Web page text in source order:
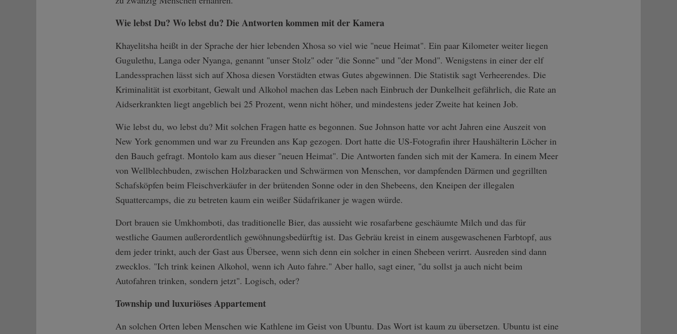
Wie lebst Du? Wo lebst du? Die Antworten kommen mit der Kamera
Khayelitsha heißt in der Sprache der hier lebenden Xhosa so viel wie "neue Heimat". Ein paar Kilometer weiter liegen
Gugulethu, Langa oder Nyanga, genannt "unser Stolz" oder "die Sonne" und "der Mond". Wenigstens in einer der elf
Landessprachen lässt sich auf Xhosa diesen Vorstädten etwas Gutes abgewinnen. Die Statistik sagt Verheerendes. Die
Kriminalität ist exorbitant, Gewalt und Alkohol machen das Leben nach Einbruch der Dunkelheit gefährlich, die Rate an
Aidserkrankten liegt angeblich bei 25 Prozent, wenn nicht höher, und mindestens jeder Zweite hat keinen Job.
Wie lebst du, wo lebst du? Mit solchen Fragen hatte es begonnen. Sue Johnson hatte vor acht Jahren eine Auszeit von
New York genommen und war zu Freunden ans Kap gezogen. Dort hatte die US-Fotografin ihrer Haushälterin Löcher in
den Bauch gefragt. Montolo kam aus dieser "neuen Heimat". Die Antworten fanden sich mit der Kamera. In einem Meer
von Wellblechbuden, zwischen Holzbaracken und Schwärmen von Menschen, vor dampfenden Därmen und gegrillten
Schafsköpfen beim Fleischverkäufer in der brütenden Sonne oder in den Shebeens, den Kneipen der illegalen
Squattercamps, die zu betreten kaum ein weißer Südafrikaner je wagen würde.
Dort brauen sie Umkhomboti, das traditionelle Bier, das aussieht wie rosafarbene geschäumte Milch und das für
westliche Gaumen außerordentlich gewöhnungsbedürftig ist. Das Gebräu kreist in einem ausgewaschenen Farbtopf, aus
dem jeder trinkt, auch der Gast aus Übersee, wenn sich denn ein solcher in einen Shebeen verirrt. Ausreden sind dann
zwecklos. "Ich trink keinen Alkohol, wenn ich Auto fahre." Aber hallo, sagt einer, "du sollst ja auch nicht beim
Autofahren trinken, sondern jetzt". Logisch, oder?
Township und luxuriöses Appartement
An solchen Orten leben Menschen wie Kathlene im Geist von Ubuntu. Das Wort ist kaum zu übersetzen. Ubuntu ist eine